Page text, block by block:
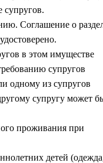
супругов.
Соглашение о
в этом имуществе
супругов
одному из супругов
супругу может
проживания при
детей